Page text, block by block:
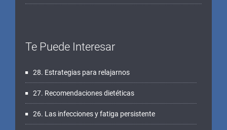
Te Puede Interesar
28. Estrategias para relajarnos
27. Recomendaciones dietéticas
26. Las infecciones y fatiga persistente